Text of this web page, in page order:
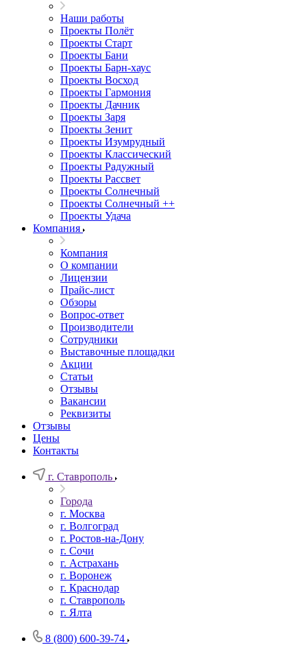
Наши работы
Проекты Полёт
Проекты Старт
Проекты Бани
Проекты Барн-хаус
Проекты Восход
Проекты Гармония
Проекты Дачник
Проекты Заря
Проекты Зенит
Проекты Изумрудный
Проекты Классический
Проекты Радужный
Проекты Рассвет
Проекты Солнечный
Проекты Солнечный ++
Проекты Удача
Компания
Компания
О компании
Лицензии
Прайс-лист
Обзоры
Вопрос-ответ
Производители
Сотрудники
Выставочные площадки
Акции
Статьи
Отзывы
Вакансии
Реквизиты
Отзывы
Цены
Контакты
г. Ставрополь
Города
г. Москва
г. Волгоград
г. Ростов-на-Дону
г. Сочи
г. Астрахань
г. Воронеж
г. Краснодар
г. Ставрополь
г. Ялта
8 (800) 600-39-74